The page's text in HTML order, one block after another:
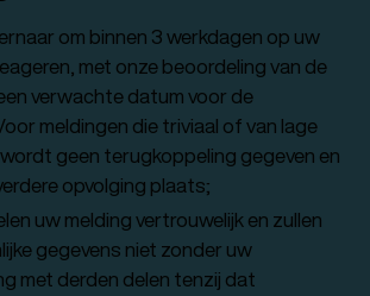
om binnen 3 werkdagen op uw
met onze beoordeling van de
verwachte datum voor de
meldingen die triviaal of van lage
geen terugkoppeling gegeven en
opvolging plaats;
uw melding vertrouwelijk en zullen
gegevens niet zonder uw
met derden delen tenzij dat